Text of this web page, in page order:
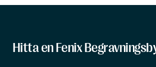
Hitta en Fenix